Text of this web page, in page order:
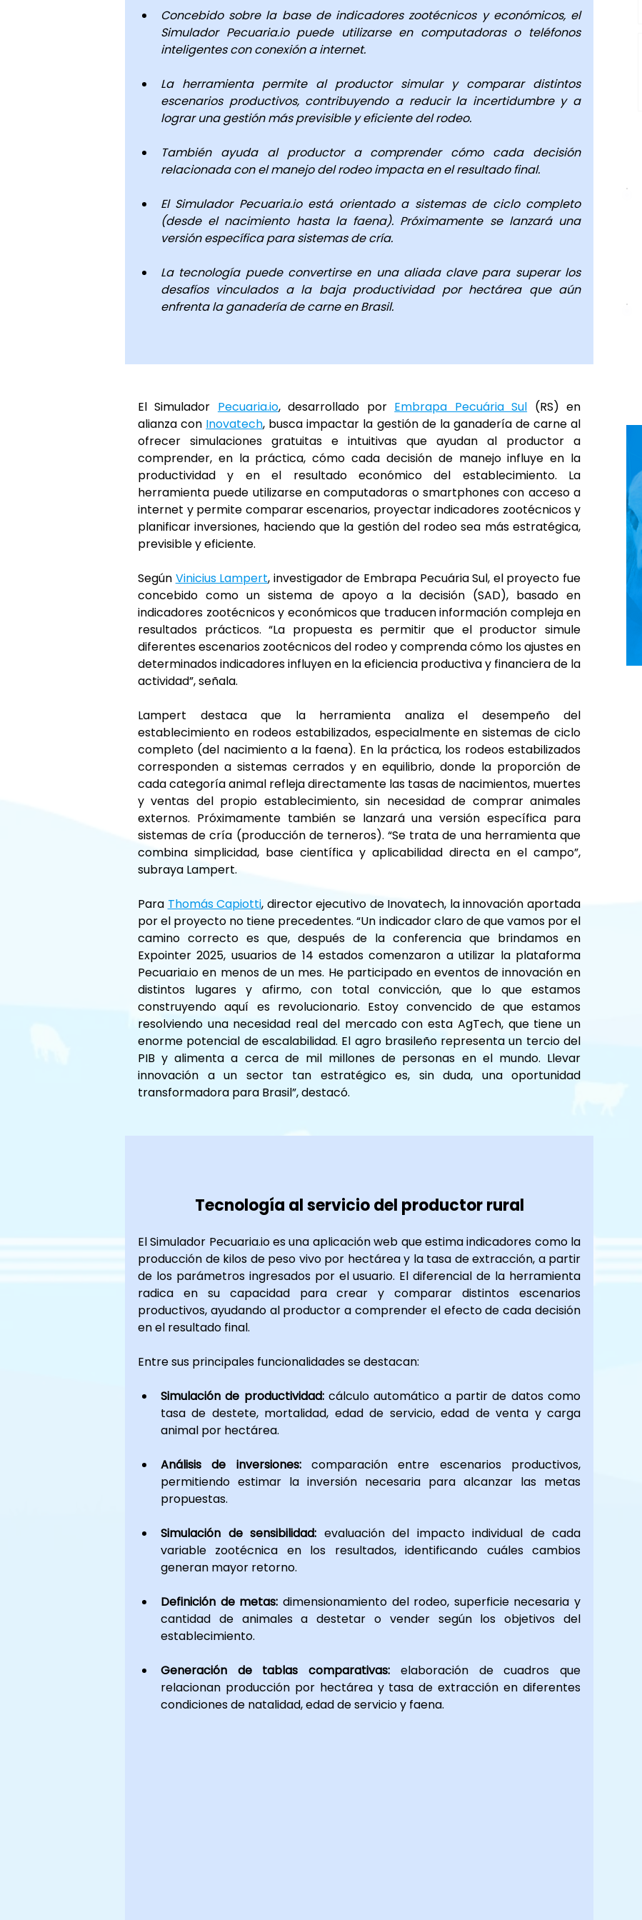
Concebido sobre la base de indicadores zootécnicos y económicos, el
Simulador Pecuaria.io puede utilizarse en computadoras o teléfonos
inteligentes con conexión a internet.
La herramienta permite al productor simular y comparar distintos
escenarios productivos, contribuyendo a reducir la incertidumbre y a
lograr una gestión más previsible y eficiente del rodeo.
También ayuda al productor a comprender cómo cada decisión
relacionada con el manejo del rodeo impacta en el resultado final.
El Simulador Pecuaria.io está orientado a sistemas de ciclo completo
(desde el nacimiento hasta la faena). Próximamente se lanzará una
versión específica para sistemas de cría.
La tecnología puede convertirse en una aliada clave para superar los
desafíos vinculados a la baja productividad por hectárea que aún
enfrenta la ganadería de carne en Brasil.
El Simulador Pecuaria.io, desarrollado por Embrapa Pecuária Sul (RS) en
alianza con Inovatech, busca impactar la gestión de la ganadería de carne al
ofrecer simulaciones gratuitas e intuitivas que ayudan al productor a
comprender, en la práctica, cómo cada decisión de manejo influye en la
productividad y en el resultado económico del establecimiento. La
herramienta puede utilizarse en computadoras o smartphones con acceso a
internet y permite comparar escenarios, proyectar indicadores zootécnicos y
planificar inversiones, haciendo que la gestión del rodeo sea más estratégica,
previsible y eficiente.
Según Vinicius Lampert, investigador de Embrapa Pecuária Sul, el proyecto fue
concebido como un sistema de apoyo a la decisión (SAD), basado en
indicadores zootécnicos y económicos que traducen información compleja en
resultados prácticos. “La propuesta es permitir que el productor simule
diferentes escenarios zootécnicos del rodeo y comprenda cómo los ajustes en
determinados indicadores influyen en la eficiencia productiva y financiera de la
actividad”, señala.
Lampert destaca que la herramienta analiza el desempeño del
establecimiento en rodeos estabilizados, especialmente en sistemas de ciclo
completo (del nacimiento a la faena). En la práctica, los rodeos estabilizados
corresponden a sistemas cerrados y en equilibrio, donde la proporción de
cada categoría animal refleja directamente las tasas de nacimientos, muertes
y ventas del propio establecimiento, sin necesidad de comprar animales
externos. Próximamente también se lanzará una versión específica para
sistemas de cría (producción de terneros). “Se trata de una herramienta que
combina simplicidad, base científica y aplicabilidad directa en el campo”,
subraya Lampert.
Para Thomás Capiotti, director ejecutivo de Inovatech, la innovación aportada
por el proyecto no tiene precedentes. “Un indicador claro de que vamos por el
camino correcto es que, después de la conferencia que brindamos en
Expointer 2025, usuarios de 14 estados comenzaron a utilizar la plataforma
Pecuaria.io en menos de un mes. He participado en eventos de innovación en
distintos lugares y afirmo, con total convicción, que lo que estamos
construyendo aquí es revolucionario. Estoy convencido de que estamos
resolviendo una necesidad real del mercado con esta AgTech, que tiene un
enorme potencial de escalabilidad. El agro brasileño representa un tercio del
PIB y alimenta a cerca de mil millones de personas en el mundo. Llevar
innovación a un sector tan estratégico es, sin duda, una oportunidad
transformadora para Brasil”, destacó.
Tecnología al servicio del productor rural
El Simulador Pecuaria.io es una aplicación web que estima indicadores como la
producción de kilos de peso vivo por hectárea y la tasa de extracción, a partir
de los parámetros ingresados por el usuario. El diferencial de la herramienta
radica en su capacidad para crear y comparar distintos escenarios
productivos, ayudando al productor a comprender el efecto de cada decisión
en el resultado final.
Entre sus principales funcionalidades se destacan:
Simulación de productividad: cálculo automático a partir de datos como
tasa de destete, mortalidad, edad de servicio, edad de venta y carga
animal por hectárea.
Análisis de inversiones: comparación entre escenarios productivos,
permitiendo estimar la inversión necesaria para alcanzar las metas
propuestas.
Simulación de sensibilidad: evaluación del impacto individual de cada
variable zootécnica en los resultados, identificando cuáles cambios
generan mayor retorno.
Definición de metas: dimensionamiento del rodeo, superficie necesaria y
cantidad de animales a destetar o vender según los objetivos del
establecimiento.
Generación de tablas comparativas: elaboración de cuadros que
relacionan producción por hectárea y tasa de extracción en diferentes
condiciones de natalidad, edad de servicio y faena.